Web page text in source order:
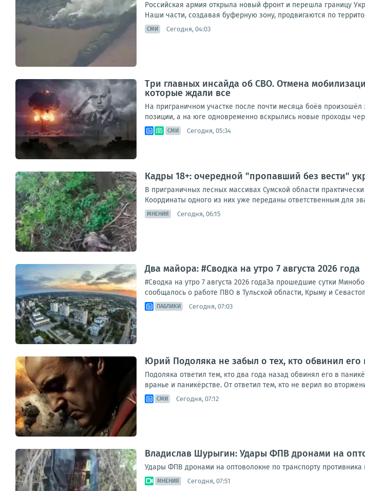
Российская армия открыла новый фронт и перешла границу
Наши части, создавая буферную зону, продвигаются по
СМИ Сегодня, 04:03
Три главных инсайда об СВО. Отмена
которые ждали все
На приграничном участке после почти месяца боёв
позиции, а на юге одновременно вскрылись новые проходы
СМИ Сегодня, 05:34
Кадры 18+: очередной "пропавший без вести"
В приграничных лесных массивах Сумской области
Координаты одного из них уже переданы ответственным для
МНЕНИЯ Сегодня, 06:15
Два майора: #Сводка на утро 7 августа 2026 года
#Сводка на утро 7 августа 2026 годаЗа прошедшие сутки
сообщалось о работе ПВО в Тульской области, Крыму и
ПАБЛИКИ Сегодня, 07:03
Юрий Подоляка не забыл о тех, кто обвинил его
Подоляка ответил тем, кто два года назад обвинял его в
вранье и паникёрстве. От ответил тем, кто не верил во
СМИ Сегодня, 07:12
Владислав Шурыгин: Удары ФПВ дронами на
Удары ФПВ дронами на оптоволокне по транспорту противника
МНЕНИЯ Сегодня, 07:51